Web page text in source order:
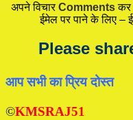
अपने विचारCommentsकर
ईमेल पर पाने के लिए –
Please
आप सभी का प्रिय दोस्त
©KMSRAJ51